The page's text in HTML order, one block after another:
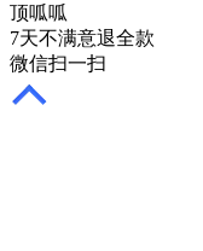
顶呱呱
7天不满意退全款
微信扫一扫